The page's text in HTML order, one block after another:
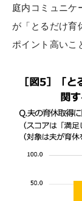
庭内コミュニケ
が「とるだけ育
ポイント高いこ